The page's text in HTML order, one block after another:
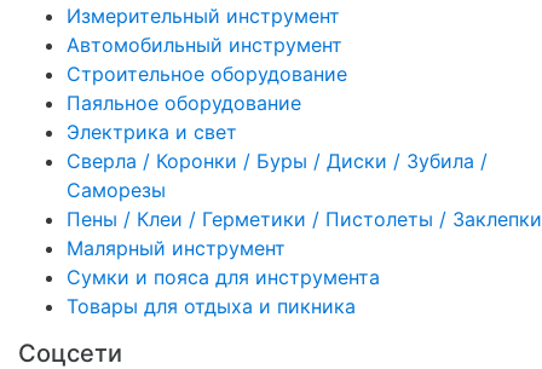
Измерительный инструмент
Автомобильный инструмент
Строительное оборудование
Паяльное оборудование
Электрика и свет
Сверла / Коронки / Буры / Диски / Зубила /
Саморезы
Пены / Клеи / Герметики / Пистолеты / Заклепки
Малярный инструмент
Сумки и пояса для инструмента
Товары для отдыха и пикника
Соцсети